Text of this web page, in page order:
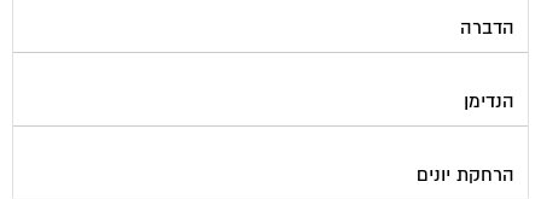
הדברה
הנדימן
הרחקת יונים